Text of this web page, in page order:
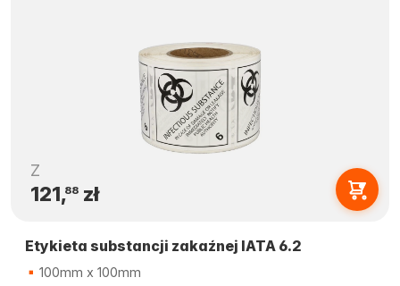
Z
121,88zł
Etykieta substancji zakaźnej IATA 6.2
100mm x 100mm